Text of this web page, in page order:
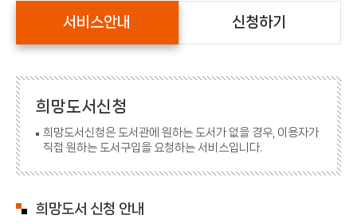
서비스안내 신청하기
희망도서신청
희망도서신청은 도서관에 원하는 도서가 없을 경우, 이용자가
직접 원하는 도서구입을 요청하는 서비스입니다.
희망도서 신청 안내